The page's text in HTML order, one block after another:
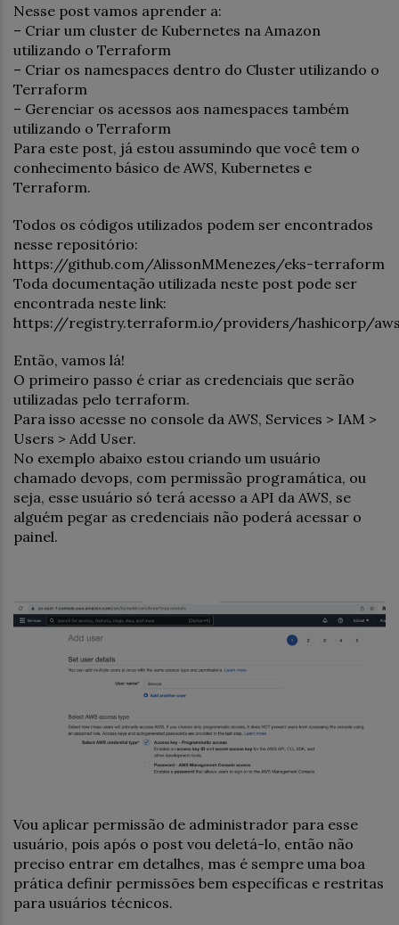
Nesse post vamos aprender a:
– Criar um cluster de Kubernetes na Amazon
utilizando o Terraform
– Criar os namespaces dentro do Cluster utilizando o
Terraform
– Gerenciar os acessos aos namespaces também
utilizando o Terraform
Para este post, já estou assumindo que você tem o
conhecimento básico de AWS, Kubernetes e
Terraform.
Todos os códigos utilizados podem ser encontrados
nesse repositório:
https://github.com/AlissonMMenezes/eks-terraform
Toda documentação utilizada neste post pode ser
encontrada neste link:
https://registry.terraform.io/providers/hashicorp/
Então, vamos lá!
O primeiro passo é criar as credenciais que serão
utilizadas pelo terraform.
Para isso acesse no console da AWS, Services > IAM >
Users > Add User.
No exemplo abaixo estou criando um usuário
chamado devops, com permissão programática, ou
seja, esse usuário só terá acesso a API da AWS, se
alguém pegar as credenciais não poderá acessar o
painel.
Vou aplicar permissão de administrador para esse
usuário, pois após o post vou deletá-lo, então não
preciso entrar em detalhes, mas é sempre uma boa
prática definir permissões bem específicas e restritas
para usuários técnicos.